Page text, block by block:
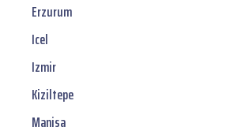
Erzurum
Icel
Izmir
Kiziltepe
Manisa